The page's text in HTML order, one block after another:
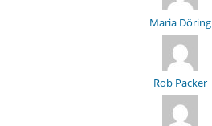
Maria Döring
Rob Packer